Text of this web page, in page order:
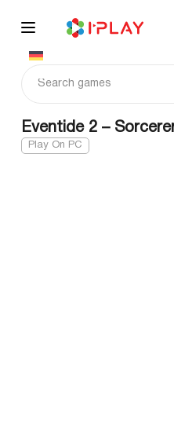
content
Eventide 2 –
Play On PC